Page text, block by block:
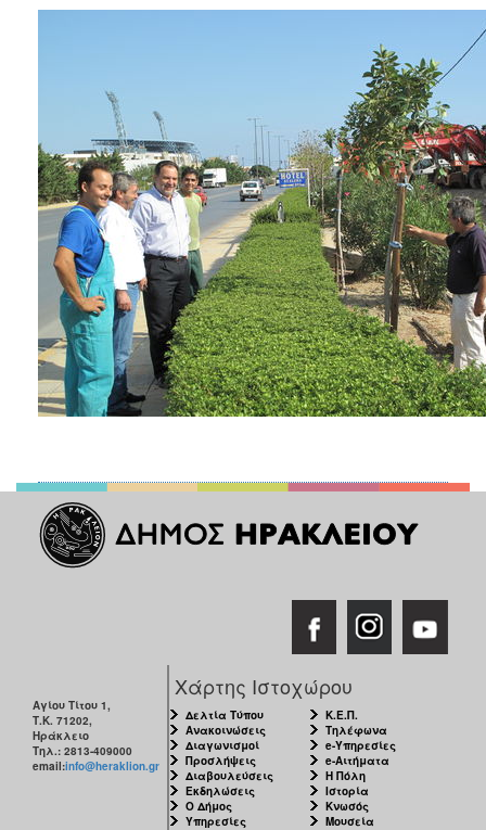
Αγίου Τίτου 1,
Τ.Κ. 71202,
Ηράκλειο
Τηλ.: 2813-409000
email:info@heraklion.gr
Χάρτης Ιστοχώρου
Δελτία Τύπου
Ανακοινώσεις
Διαγωνισμοί
Προσλήψεις
Διαβουλεύσεις
Εκδηλώσεις
Ο Δήμος
Υπηρεσίες
Κ.Ε.Π.
Τηλέφωνα
e-Υπηρεσίες
e-Αιτήματα
Η Πόλη
Ιστορία
Κνωσός
Μουσεία